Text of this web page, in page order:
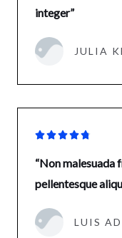
integer”
JULIA

“Non malesuada
pellentesque
LUIS